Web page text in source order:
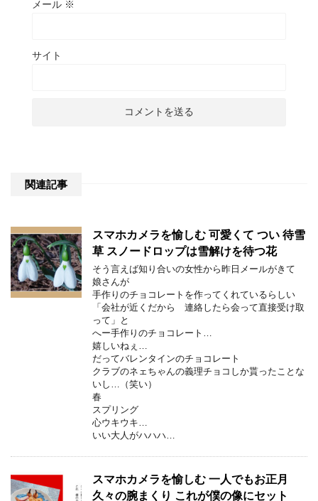
メール ※
サイト
関連記事
スマホカメラを愉しむ 可愛くて つい 待雪
草 スノードロップは雪解けを待つ花
そう言えば知り合いの女性から昨日メールがきて
娘さんが
手作りのチョコレートを作ってくれているらしい
「会社が近くだから 連絡したら会って直接受け取
って」と
へー手作りのチョコレート…
嬉しいねぇ…
だってバレンタインのチョコレート
クラブのネェちゃんの義理チョコしか貰ったことな
いし…（笑い）
春
スプリング
心ウキウキ…
いい大人がハハハ…
スマホカメラを愉しむ 一人でもお正月
久々の腕まくり これが僕の像にセット